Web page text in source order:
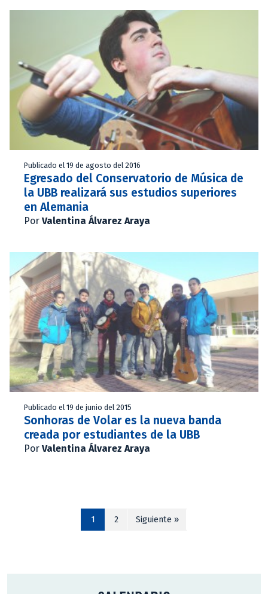
Publicado el 19 de agosto del 2016
Egresado del Conservatorio de Música de
la UBB realizará sus estudios superiores
en Alemania
Por Valentina Álvarez Araya
Publicado el 19 de junio del 2015
Sonhoras de Volar es la nueva banda
creada por estudiantes de la UBB
Por Valentina Álvarez Araya
1 2 Siguiente »